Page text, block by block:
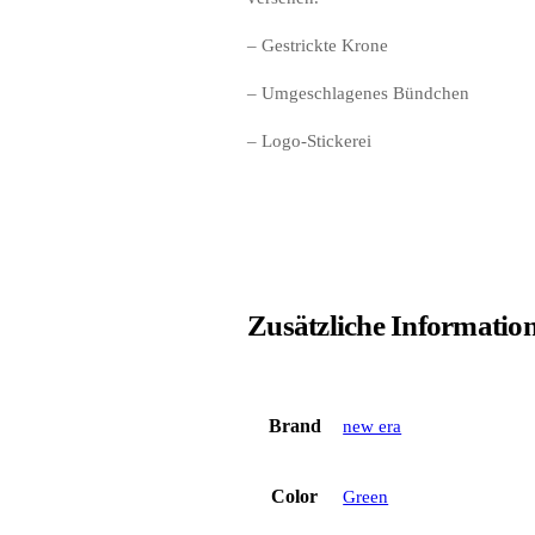
– Gestrickte Krone
– Umgeschlagenes Bündchen
– Logo-Stickerei
Zusätzliche
Brand new era
Color Green